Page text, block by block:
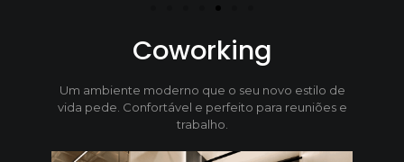
Coworking
Um ambiente moderno que o seu novo estilo de
vida pede. Confortável e perfeito para reuniões e
trabalho.